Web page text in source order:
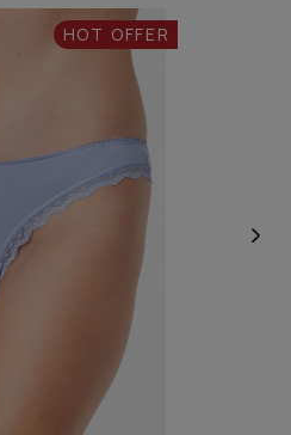
HOT OFFER